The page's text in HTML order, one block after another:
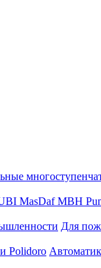
MasDaf MBH
Для
Polidoro